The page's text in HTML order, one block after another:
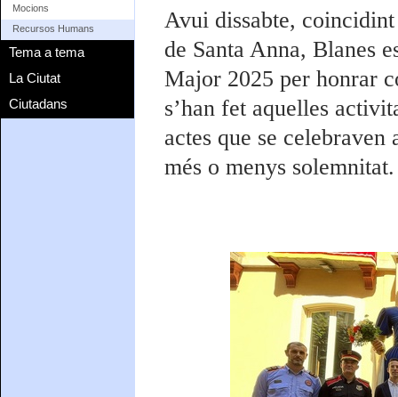
Mocions
Recursos Humans
Tema a tema
La Ciutat
Ciutadans
Avui dissabte,
de Santa Anna, Blanes
Major 2025 per honrar
s’han fet aquelles
actes que se
més o menys solemnitat.